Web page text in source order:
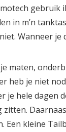
in m’n
Wanneer je
maten,
heb je niet
je hele
kleine